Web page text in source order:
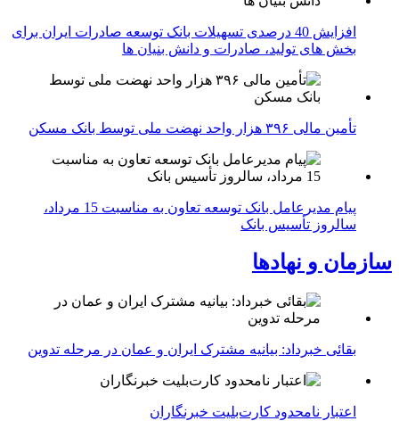
افزایش 40 درصدی تسهیلات بانک توسعه صادرات ایران برای
بخش های تولید، صادرات و دانش بنیان ها
تأمین مالی ۳۹۶ هزار واحد نهضت ملی توسط بانک مسکن
پیام مدیرعامل بانک توسعه تعاون به مناسبت 15 مرداد،
سالروز تأسیس بانک
سازمان و نهادها
بقائی خبرداد: بیانیه مشترک ایران و عمان در مرحله تدوین
اعتبار نامحدود کارت‌بلیت خبرنگاران